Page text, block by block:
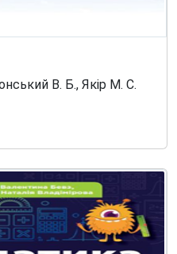
В. Б., Якір М. С.